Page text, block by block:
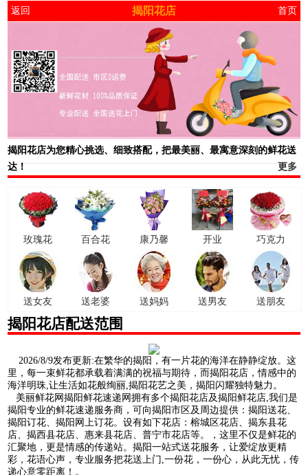
返回 揭阳花店 首页
揭阳花店为您精心挑选、细致搭配，把最美丽、最寓意深刻的鲜花送
达！
更多
玫瑰花 百合花 康乃馨 开业 巧克力
送女友 送老婆 送妈妈 送男友 送朋友
揭阳花店配送范围
2026/8/9发布更新:在繁华的揭阳，有一片花的海洋在静静绽放。这
里，每一束鲜花都承载着满满的祝福与期待，而揭阳花店，情感中的
海洋明珠,让生活如花般绚丽,揭阳花艺之美，揭阳闪耀独特魅力。
美丽鲜花网揭阳鲜花速递网拥有多个揭阳花店及揭阳鲜花店,我们是
揭阳专业的鲜花速递服务商，可向揭阳市区及周边提供：揭阳送花、
揭阳订花、揭阳网上订花。设有如下花店：榕城区花店、揭东县花
店、揭西县花店、惠来县花店、普宁市花店等。，这里不仅是鲜花的
汇聚地，更是情感的传递站。揭阳一站式送花服务，让爱绽放更精
彩，花语心声，专业服务把花送上门,一份花，一份心，从此无忧，传
递心意零距离！。